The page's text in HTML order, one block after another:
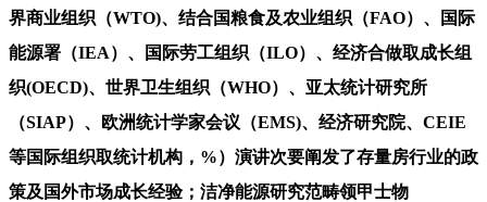
界商业组织（WTO)、结合国粮食及农业组织（FAO）、国际
能源署（IEA）、国际劳工组织（ILO）、经济合做取成长组
织(OECD)、世界卫生组织（WHO）、亚太统计研究所
（SIAP）、欧洲统计学家会议（EMS)、经济研究院、CEIE
等国际组织取统计机构，%）演讲次要阐发了存量房行业的政
策及国外市场成长经验；洁净能源研究范畴领甲士物